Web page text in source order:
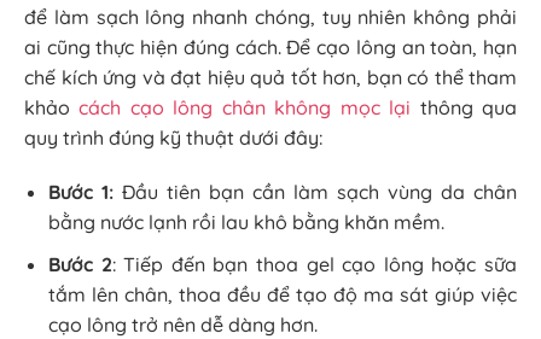
để làm sạch lông nhanh chóng, tuy nhiên không phải
ai cũng thực hiện đúng cách. Để cạo lông an toàn, hạn
chế kích ứng và đạt hiệu quả tốt hơn, bạn có thể tham
khảocách cạo lông chân không mọc lại thông qua
quy trình đúng kỹ thuật dưới đây:
Bước 1: Đầu tiên bạn cần làm sạch vùng da chân
bằng nước lạnh rồi lau khô bằng khăn mềm.
Bước 2: Tiếp đến bạn thoa gel cạo lông hoặc sữa
tắm lên chân, thoa đều để tạo độ ma sát giúp việc
cạo lông trở nên dễ dàng hơn.